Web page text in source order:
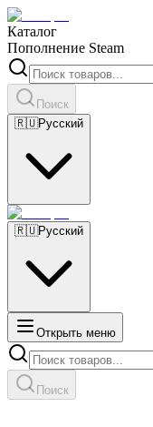
Каталог
Пополнение Steam
Поиск
🇷🇺Русский
🇷🇺Русский
Открыть меню
Поиск